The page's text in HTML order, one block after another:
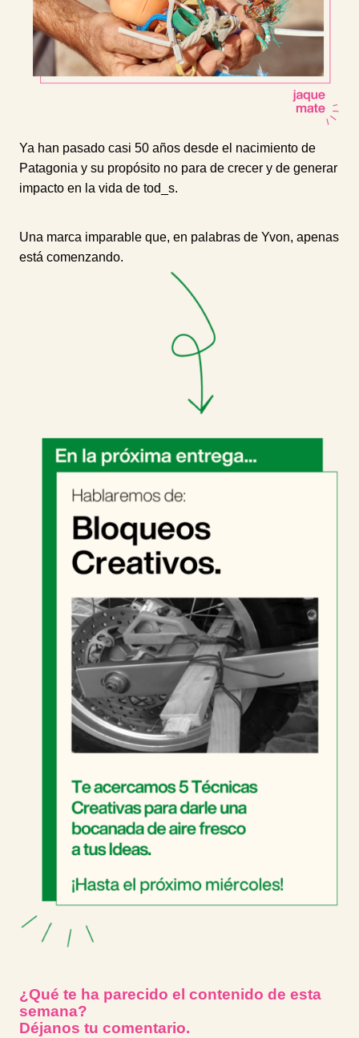
Ya han pasado casi 50 años desde el nacimiento de
Patagonia y su propósito no para de crecer y de generar
impacto en la vida de tod_s.
Una marca imparable que, en palabras de Yvon, apenas
está comenzando.
¿Qué te ha parecido el contenido de esta
semana?
Déjanos tu comentario.